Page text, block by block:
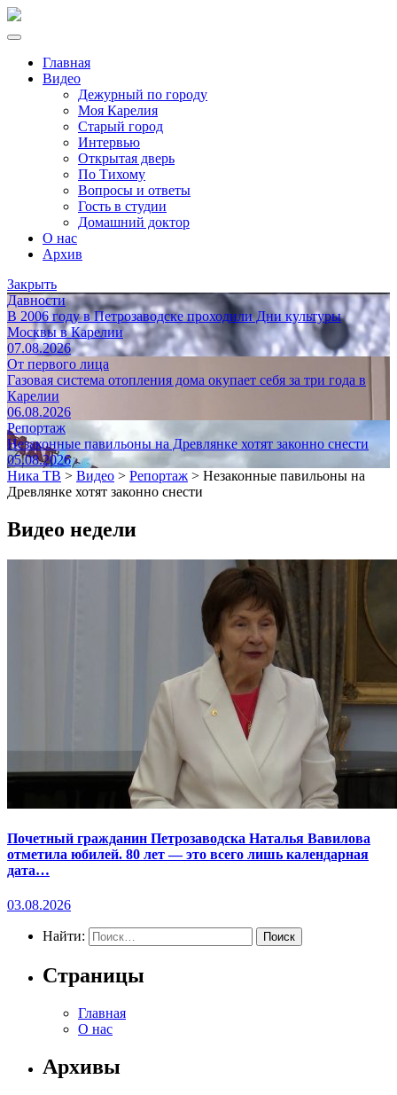
Главная
Видео
Дежурный по городу
Моя Карелия
Старый город
Интервью
Открытая дверь
По Тихому
Вопросы и ответы
Гость в студии
Домашний доктор
О нас
Архив
Закрыть
Давности
В 2006 году в Петрозаводске проходили Дни культуры
Москвы в Карелии
07.08.2026
От первого лица
Газовая система отопления дома окупает себя за три года в
Карелии
06.08.2026
Репортаж
Незаконные павильоны на Древлянке хотят законно снести
05.08.2026
Ника ТВ > Видео > Репортаж > Незаконные павильоны на
Древлянке хотят законно снести
Видео недели
Почетный гражданин Петрозаводска Наталья Вавилова
отметила юбилей. 80 лет — это всего лишь календарная
дата…
03.08.2026
Найти:
Страницы
Главная
О нас
Архивы